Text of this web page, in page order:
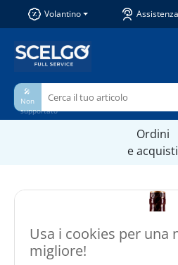
Usa i cookies per una
migliore!
Volantino Assistenza
🎤
Non
supportato
Ordini
e acquisti